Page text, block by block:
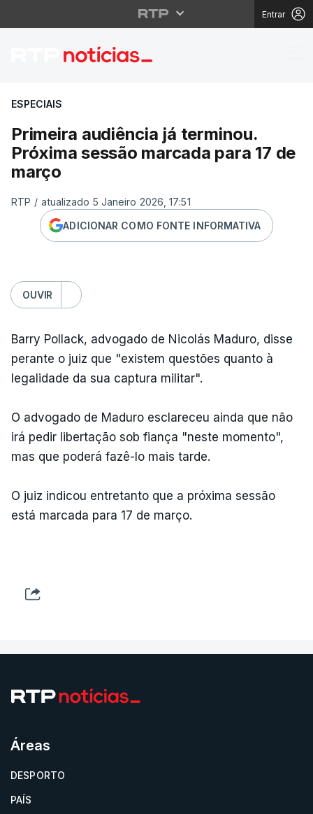
Entrar
Primeira audiência já
ESPECIAIS
Primeira audiência já terminou.
Próxima sessão marcada para 17 de
março
RTP / atualizado 5 Janeiro 2026, 17:51
ADICIONAR COMO FONTE INFORMATIVA
OUVIR
Barry Pollack, advogado de Nicolás Maduro, disse
perante o juiz que "existem questões quanto à
legalidade da sua captura militar".
O advogado de Maduro esclareceu ainda que não
irá pedir libertação sob fiança "neste momento",
mas que poderá fazê-lo mais tarde.
O juiz indicou entretanto que a próxima sessão
está marcada para 17 de março.
Áreas
DESPORTO
PAÍS